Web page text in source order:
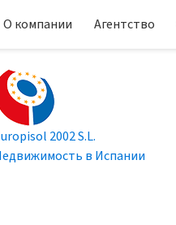
О компании Агентство
2002 S.L.
в Испании